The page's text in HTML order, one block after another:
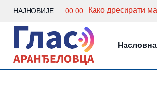
НАЈНОВИЈЕ: 00:00
Насловна